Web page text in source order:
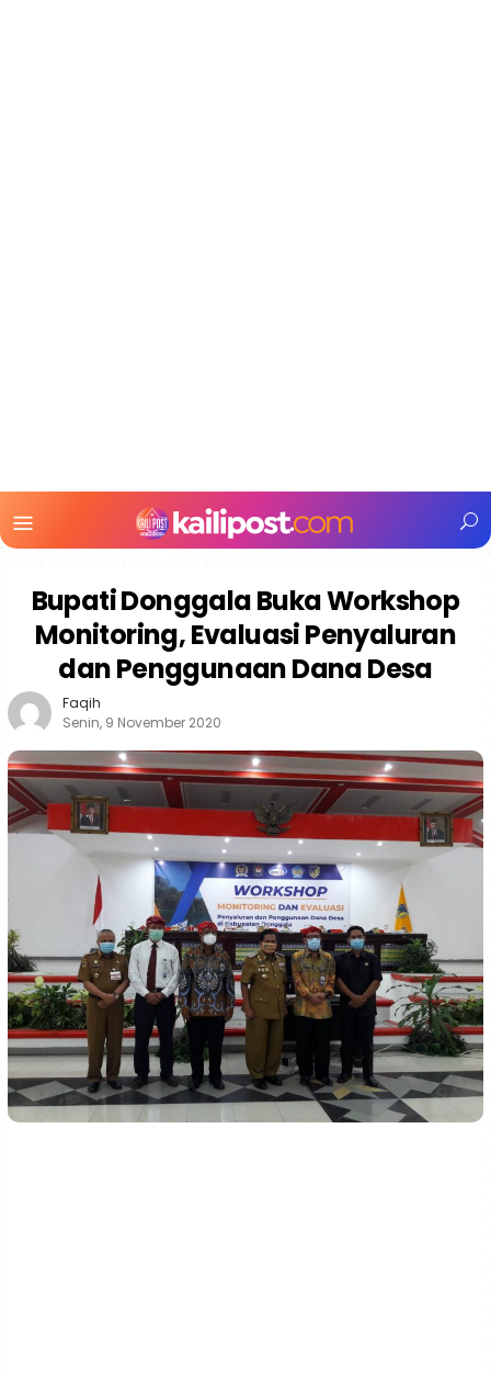
Mobile
Bupati Donggala Buka Workshop
Monitoring, Evaluasi Penyaluran
dan Penggunaan Dana Desa
Faqih
Senin, 9 November 2020